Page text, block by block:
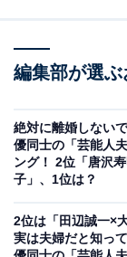
編集部が選
絶対に離婚しない
優同士の「芸能人
ング！ 2位「唐沢
子」、1位は？
2位は「田辺誠一×
実は夫婦だと知っ